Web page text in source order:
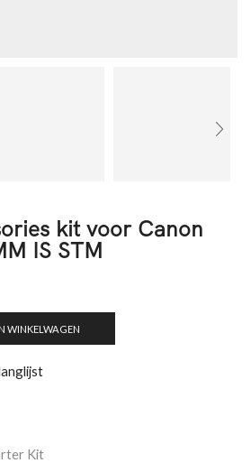
kit voor Canon
IS STM
WINKELWAGEN
Kit